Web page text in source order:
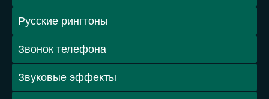
Русские рингтоны
Звонок телефона
Звуковые эффекты